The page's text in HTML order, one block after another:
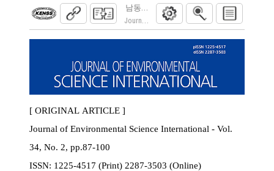
남동권 오존의 주/야간 연직 분포 특성:
Journal of Environmental Science International.
[ ORIGINAL ARTICLE ]
Journal of Environmental Science International - Vol.
34, No. 2, pp.87-100
ISSN:
1225-4517 (Print) 2287-3503 (Online)